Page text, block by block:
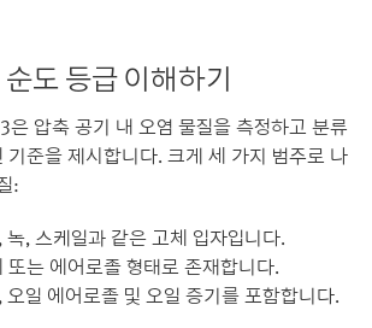
도 등급 이해하기
은 압축 공기 내 오염 물질을 측정하고 분류
기준을 제시합니다. 크게 세 가지 범주로 나
:
녹, 스케일과 같은 고체 입자입니다.
또는 에어로졸 형태로 존재합니다.
오일 에어로졸 및 오일 증기를 포함합니다.